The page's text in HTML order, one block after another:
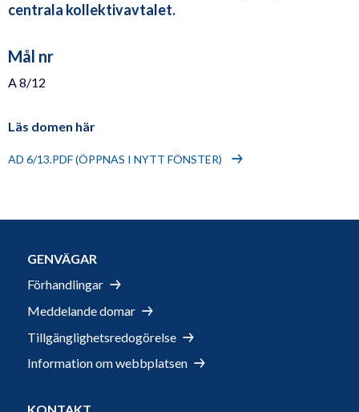
centrala kollektivavtalet.
Mål nr
A 8/12
Läs domen här
AD 6/13.PDF (ÖPPNAS I NYTT FÖNSTER)
GENVÄGAR
Förhandlingar
Meddelande domar
Tillgänglighetsredogörelse
Information om webbplatsen